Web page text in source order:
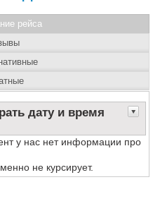
рейса
дату и время
у нас нет информации про
не курсирует.